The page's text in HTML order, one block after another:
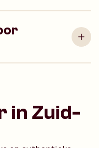
in Zuid-